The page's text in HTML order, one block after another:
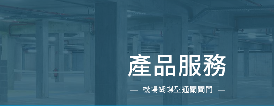
產品服務
機場蝴蝶型通關閘門